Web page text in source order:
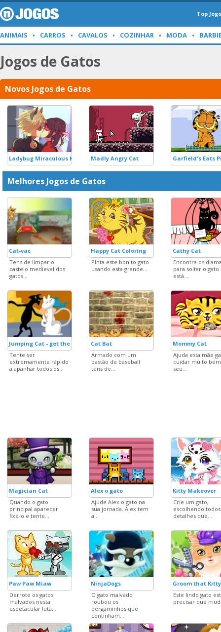
Top
ANIMAIS CARROS CAVALOS COZINHAR MODA
Jogos de Gatos
Novos Jogos de Gatos
Ladybug Miraculous Kiss Madly Angry Cat Garfield's Eats
Melhores Jogos de Gatos
Cat-vac
Tens de limpar o
castelo medieval dos
gatos...
Happy Cat Coloring
PInta este bonito gato
usando esta grande...
Cathy Cat
Encontra os
para soltar o gato
está...
Jumping Cat - get the fish
Tente ser
extremamente rápido
a apanhar todos os...
Cat Bat
Armado com um
bastão de baseball
tens de...
Mommy Cat
Ajuda esta mãe
cuidar muito
seu...
Magician Cat
Quando o gato
principal aparecer
fixe-o e tente...
Alex o gato
Ajude Alex o gato na
sua jornada. Alex tem
a...
Kitty Makeover
Crie um gato,
escolhendo
detalhes que...
Paw Paw Miaw
Derrote os gatos
malvados nesta
espetacular luta...
NinjaDogs
O gato malvado
roubou os
pergaminhos que
continham...
Groom that
Este lindo gato
precisar que